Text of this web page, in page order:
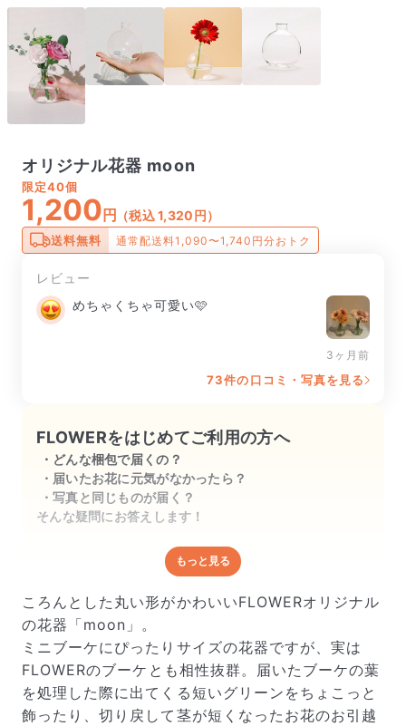
オリジナル花器 moon
限定40個
1,200 円 （税込 1,320円）
送料無料 通常配送料1,090〜1,740円分おトク
レビュー
めちゃくちゃ可愛い🩷
3ヶ月前
73件の口コミ・写真を見る
FLOWERをはじめてご利用の方へ
どんな梱包で届くの？
届いたお花に元気がなかったら？
写真と同じものが届く？
そんな疑問にお答えします！
どんな梱包で届くの？
出荷前に水揚げ（花が水を吸いやすくなる処理）を施
し、専用ボックスに丁寧に梱包してお届けしています。
きゅっとまとめられて一見窮屈そうに見えますが、輸送
中の衝撃による折れや擦れを軽減する効果があります。
もっと見る
ころんとした丸い形がかわいいFLOWERオリジナル
の花器「moon」。
ミニブーケにぴったりサイズの花器ですが、実は
FLOWERのブーケとも相性抜群。届いたブーケの葉
を処理した際に出てくる短いグリーンをちょこっと
飾ったり、切り戻して茎が短くなったお花のお引越